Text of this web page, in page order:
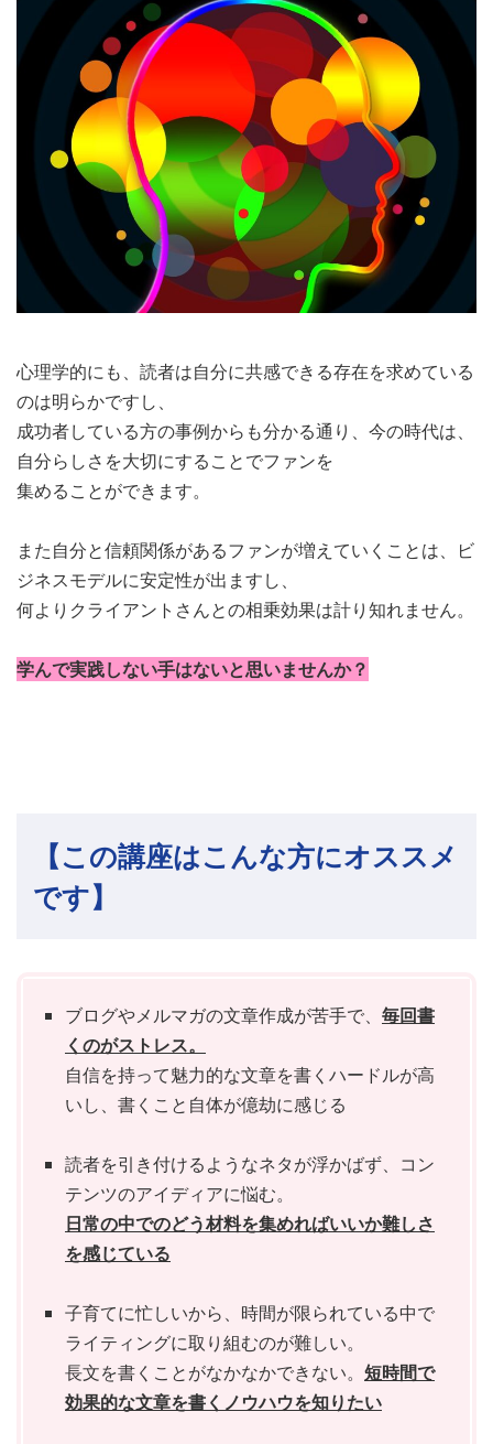
心理学的にも、読者は自分に共感できる存在を求めている
のは明らかですし、
成功者している方の事例からも分かる通り、今の時代は、
自分らしさを大切にすることでファンを
集めることができます。
また自分と信頼関係があるファンが増えていくことは、ビ
ジネスモデルに安定性が出ますし、
何よりクライアントさんとの相乗効果は計り知れません。
学んで実践しない手はないと思いませんか？
【この講座はこんな方にオススメ
です】
ブログやメルマガの文章作成が苦手で、 毎回書
くのがストレス。
自信を持って魅力的な文章を書くハードルが高
いし、書くこと自体が億劫に感じる
読者を引き付けるようなネタが浮かばず、コン
テンツのアイディアに悩む。
日常の中でのどう材料を集めればいいか難しさ
を感じている
子育てに忙しいから、時間が限られている中で
ライティングに取り組むのが難しい。
長文を書くことがなかなかできない。 短時間で
効果的な文章を書くノウハウを知りたい